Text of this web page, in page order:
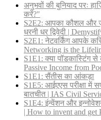
अनुभवों की बुनियाद परः
करें?"
S2E2: आपका कौशल और
धरनी धर द्विवेदी |
S2E1: नेटवर्किंग आपके
Networking is the
S1E1: क्या पॉडकास्टिंग
Passive Income from
S1E1: सैंतीस का आंकड़ा
S1E5: आईएएस परीक्षा में
बातचीत | IAS Civil
S1E4: इंन्वेंशन और
| How to invent and get